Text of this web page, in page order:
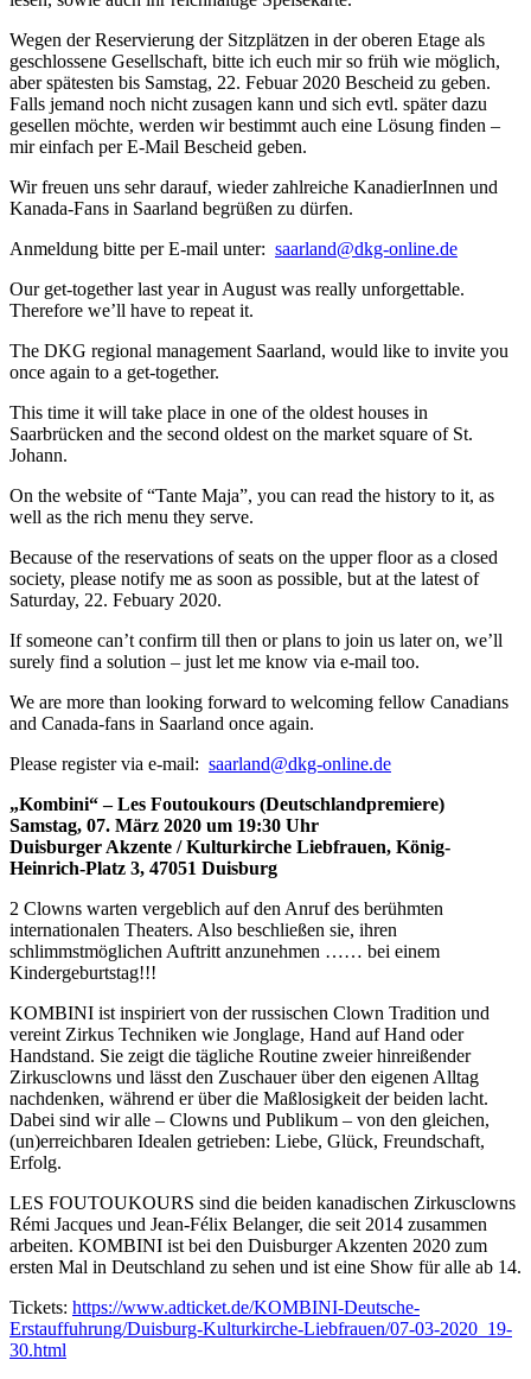
Wegen der Reservierung der Sitzplätzen in der oberen Etage als
geschlossene Gesellschaft, bitte ich euch mir so früh wie möglich,
aber spätesten bis Samstag, 22. Febuar 2020 Bescheid zu geben.
Falls jemand noch nicht zusagen kann und sich evtl. später dazu
gesellen möchte, werden wir bestimmt auch eine Lösung finden –
mir einfach per E-Mail Bescheid geben.
Wir freuen uns sehr darauf, wieder zahlreiche KanadierInnen und
Kanada-Fans in Saarland begrüßen zu dürfen.
Anmeldung bitte per E-mail unter: saarland@dkg-online.de
Our get-together last year in August was really unforgettable.
Therefore we’ll have to repeat it.
The DKG regional management Saarland, would like to invite you
once again to a get-together.
This time it will take place in one of the oldest houses in
Saarbrücken and the second oldest on the market square of St.
Johann.
On the website of “Tante Maja”, you can read the history to it, as
well as the rich menu they serve.
Because of the reservations of seats on the upper floor as a closed
society, please notify me as soon as possible, but at the latest of
Saturday, 22. Febuary 2020.
If someone can’t confirm till then or plans to join us later on, we’ll
surely find a solution – just let me know via e-mail too.
We are more than looking forward to welcoming fellow Canadians
and Canada-fans in Saarland once again.
Please register via e-mail: saarland@dkg-online.de
„Kombini“ – Les Foutoukours (Deutschlandpremiere)
Samstag, 07. März 2020 um 19:30 Uhr
Duisburger Akzente / Kulturkirche Liebfrauen, König-
Heinrich-Platz 3, 47051 Duisburg
2 Clowns warten vergeblich auf den Anruf des berühmten
internationalen Theaters. Also beschließen sie, ihren
schlimmstmöglichen Auftritt anzunehmen …… bei einem
Kindergeburtstag!!!
KOMBINI ist inspiriert von der russischen Clown Tradition und
vereint Zirkus Techniken wie Jonglage, Hand auf Hand oder
Handstand. Sie zeigt die tägliche Routine zweier hinreißender
Zirkusclowns und lässt den Zuschauer über den eigenen Alltag
nachdenken, während er über die Maßlosigkeit der beiden lacht.
Dabei sind wir alle – Clowns und Publikum – von den gleichen,
(un)erreichbaren Idealen getrieben: Liebe, Glück, Freundschaft,
Erfolg.
LES FOUTOUKOURS sind die beiden kanadischen Zirkusclowns
Rémi Jacques und Jean-Félix Belanger, die seit 2014 zusammen
arbeiten. KOMBINI ist bei den Duisburger Akzenten 2020 zum
ersten Mal in Deutschland zu sehen und ist eine Show für alle ab 14.
Tickets: https://www.adticket.de/KOMBINI-Deutsche-
Erstauffuhrung/Duisburg-Kulturkirche-Liebfrauen/07-03-2020_19-
30.html